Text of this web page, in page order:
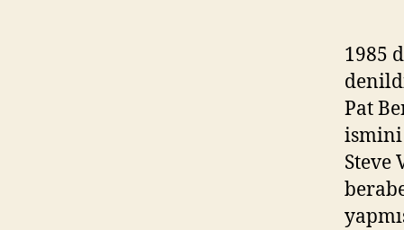
1985
Pat
ismini
Steve